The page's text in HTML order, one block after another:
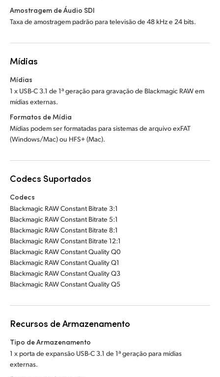
Amostragem de Áudio SDI
Taxa de amostragem padrão para televisão de 48 kHz e 24 bits.
Mídias
Mídias
1 x USB-C 3.1 de 1ª geração para gravação de Blackmagic RAW em
mídias externas.
Formatos de Mídia
Mídias podem ser formatadas para sistemas de arquivo exFAT
(Windows/Mac) ou HFS+ (Mac).
Codecs Suportados
Codecs
Blackmagic RAW Constant Bitrate 3:1
Blackmagic RAW Constant Bitrate 5:1
Blackmagic RAW Constant Bitrate 8:1
Blackmagic RAW Constant Bitrate 12:1
Blackmagic RAW Constant Quality Q0
Blackmagic RAW Constant Quality Q1
Blackmagic RAW Constant Quality Q3
Blackmagic RAW Constant Quality Q5
Recursos de Armazenamento
Tipo de Armazenamento
1 x porta de expansão USB-C 3.1 de 1ª geração para mídias
externas.